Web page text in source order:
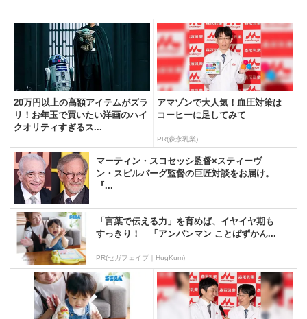
20万円以上の高額アイテムがズラ
リ！お年玉で買いたい洋画のハイ
クオリティすぎるス...
アマゾンで大人気！血圧対策は
コーヒーに足してみて
PR(森永乳業)
マーティン・スコセッシ監督×スティーヴ
ン・スピルバーグ監督の巨匠対談をお届け。
『...
「言葉で伝える力」を育めば、イヤイヤ期も
すっきり！ 「アンパンマン ことばずかん...
PR(セガフェイブ｜HugKum)